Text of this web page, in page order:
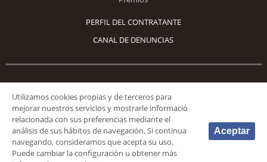
PERFIL DEL CONTRATANTE
CANAL DE DENUNCIAS
Síguenos
© 2026 Fundación Deportiva Municipal Valencia |AVISO LEGAL
Utilizamos cookies propias y de terceros para
mejorar nuestros servicios y mostrarle informació
relacionada con sus preferencias mediante el
análisis de sus hábitos de navegación. Si continua
navegando, consideramos que acepta su uso.
Puede cambiar la configuración u obtener más
Aceptar